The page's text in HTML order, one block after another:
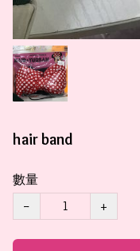
hair band
數量
−
+